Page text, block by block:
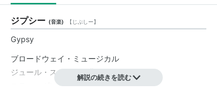
ジプシー (音楽) 【 じぷしー】
Gypsy
ブロードウェイ・ミュージカル
ジュール・スタイン作曲
スティーヴン・ソンドハイム作詞
解説の続きを読む